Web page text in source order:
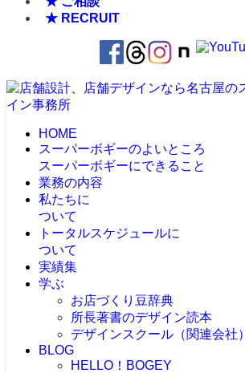
★ RECRUIT
HOME
スーパーボギーのよいところ
スーパーボギーにできること
業務の内容
私たちに
ついて
トータルスケジュールに
ついて
実績集
学ぶ
お店づくり豆辞典
所長著書のデザイン読本
デザインスクール（関連会社）
BLOG
HELLO！BOGEY